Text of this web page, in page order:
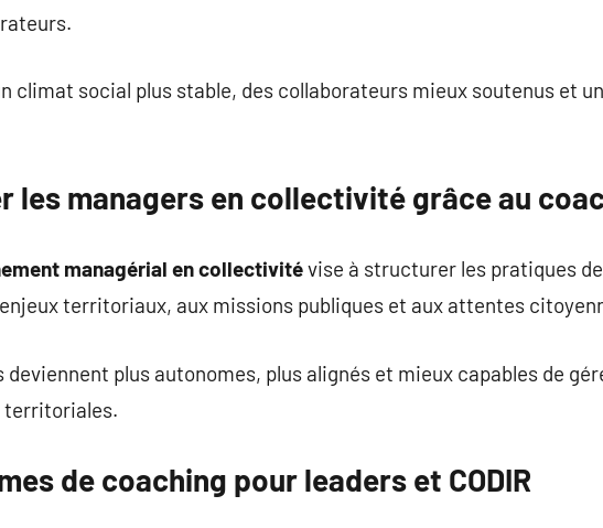
climat social plus stable, des collaborateurs mieux soutenus et
les managers en collectivité grâce au
managérial en collectivitévise à structurer les pratiques
territoriaux, aux missions publiques et aux attentes
deviennent plus autonomes, plus alignés et mieux capables de
territoriales.
de coaching pour leaders et CODIR